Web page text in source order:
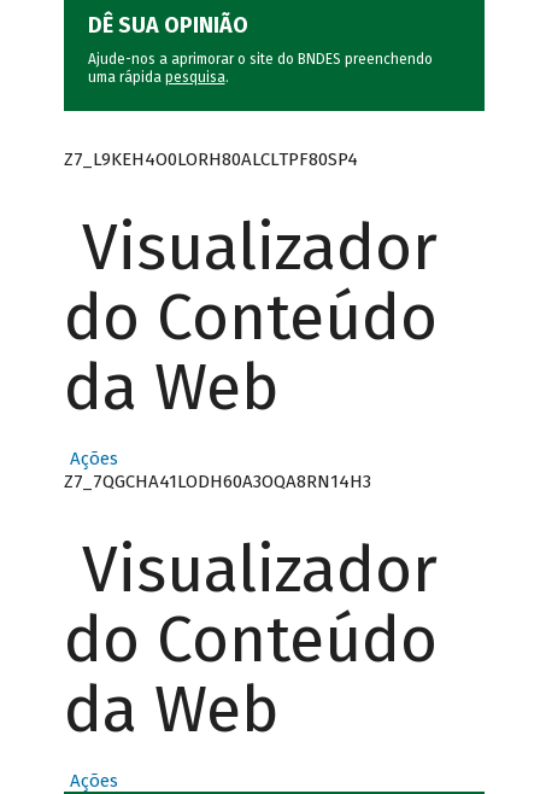
DÊ SUA OPINIÃO
Ajude-nos a aprimorar o site do BNDES preenchendo
uma rápida pesquisa.
Z7_L9KEH4O0LORH80ALCLTPF80SP4
Visualizador
do Conteúdo
da Web
Ações
Z7_7QGCHA41LODH60A3OQA8RN14H3
Visualizador
do Conteúdo
da Web
Ações